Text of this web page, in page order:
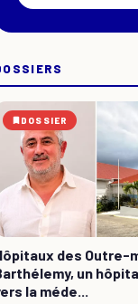
DOSSIER
des Outre-
un
la méde...